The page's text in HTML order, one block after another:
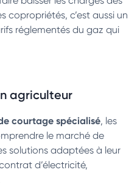
copropriétés, c’est aussi un
réglementés du gaz qui
agriculteur
courtage spécialisé, les
le marché de
solutions adaptées à leur
d’électricité,